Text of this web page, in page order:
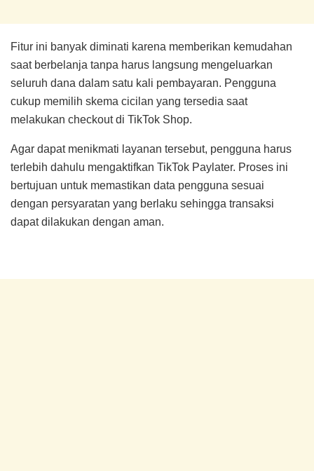
Fitur ini banyak diminati karena memberikan kemudahan
saat berbelanja tanpa harus langsung mengeluarkan
seluruh dana dalam satu kali pembayaran. Pengguna
cukup memilih skema cicilan yang tersedia saat
melakukan checkout di TikTok Shop.
Agar dapat menikmati layanan tersebut, pengguna harus
terlebih dahulu mengaktifkan TikTok Paylater. Proses ini
bertujuan untuk memastikan data pengguna sesuai
dengan persyaratan yang berlaku sehingga transaksi
dapat dilakukan dengan aman.